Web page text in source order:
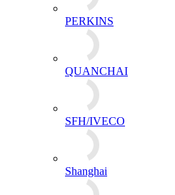
Shanghai
SIDA
Sinotruk
Weichai Huafeng